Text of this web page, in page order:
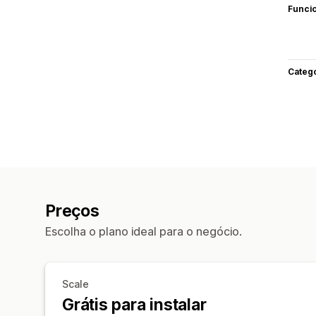
Preços
Escolha o plano ideal para o negócio.
Scale
Grátis para instalar